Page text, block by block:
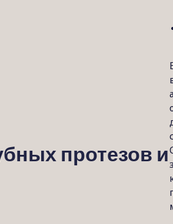
протезов и